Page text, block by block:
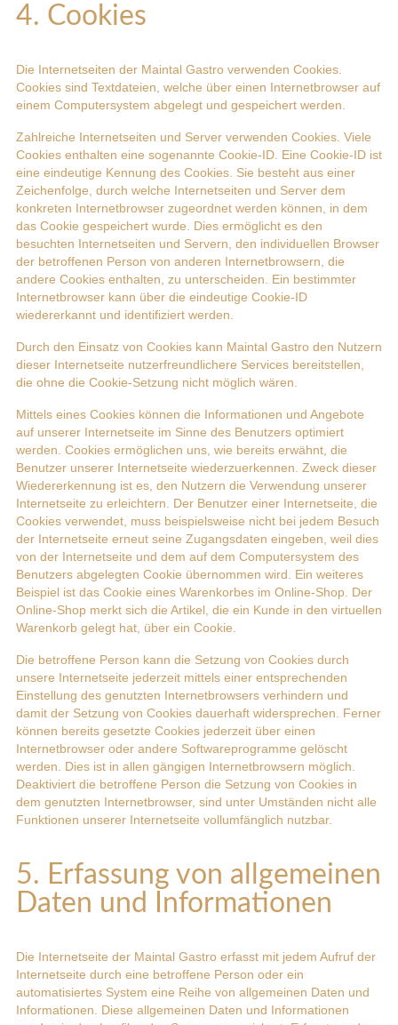
4. Cookies
Die Internetseiten der Maintal Gastro verwenden Cookies.
Cookies sind Textdateien, welche über einen Internetbrowser auf
einem Computersystem abgelegt und gespeichert werden.
Zahlreiche Internetseiten und Server verwenden Cookies. Viele
Cookies enthalten eine sogenannte Cookie-ID. Eine Cookie-ID ist
eine eindeutige Kennung des Cookies. Sie besteht aus einer
Zeichenfolge, durch welche Internetseiten und Server dem
konkreten Internetbrowser zugeordnet werden können, in dem
das Cookie gespeichert wurde. Dies ermöglicht es den
besuchten Internetseiten und Servern, den individuellen Browser
der betroffenen Person von anderen Internetbrowsern, die
andere Cookies enthalten, zu unterscheiden. Ein bestimmter
Internetbrowser kann über die eindeutige Cookie-ID
wiedererkannt und identifiziert werden.
Durch den Einsatz von Cookies kann Maintal Gastro den Nutzern
dieser Internetseite nutzerfreundlichere Services bereitstellen,
die ohne die Cookie-Setzung nicht möglich wären.
Mittels eines Cookies können die Informationen und Angebote
auf unserer Internetseite im Sinne des Benutzers optimiert
werden. Cookies ermöglichen uns, wie bereits erwähnt, die
Benutzer unserer Internetseite wiederzuerkennen. Zweck dieser
Wiedererkennung ist es, den Nutzern die Verwendung unserer
Internetseite zu erleichtern. Der Benutzer einer Internetseite, die
Cookies verwendet, muss beispielsweise nicht bei jedem Besuch
der Internetseite erneut seine Zugangsdaten eingeben, weil dies
von der Internetseite und dem auf dem Computersystem des
Benutzers abgelegten Cookie übernommen wird. Ein weiteres
Beispiel ist das Cookie eines Warenkorbes im Online-Shop. Der
Online-Shop merkt sich die Artikel, die ein Kunde in den virtuellen
Warenkorb gelegt hat, über ein Cookie.
Die betroffene Person kann die Setzung von Cookies durch
unsere Internetseite jederzeit mittels einer entsprechenden
Einstellung des genutzten Internetbrowsers verhindern und
damit der Setzung von Cookies dauerhaft widersprechen. Ferner
können bereits gesetzte Cookies jederzeit über einen
Internetbrowser oder andere Softwareprogramme gelöscht
werden. Dies ist in allen gängigen Internetbrowsern möglich.
Deaktiviert die betroffene Person die Setzung von Cookies in
dem genutzten Internetbrowser, sind unter Umständen nicht alle
Funktionen unserer Internetseite vollumfänglich nutzbar.
5. Erfassung von allgemeinen
Daten und Informationen
Die Internetseite der Maintal Gastro erfasst mit jedem Aufruf der
Internetseite durch eine betroffene Person oder ein
automatisiertes System eine Reihe von allgemeinen Daten und
Informationen. Diese allgemeinen Daten und Informationen